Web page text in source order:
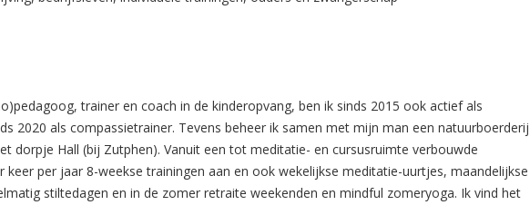
trainer en coach in de kinderopvang, ben ik sinds 2015 ook actief als
2020 als compassietrainer. Tevens beheer ik samen met mijn man een natuurboerderij
dorpje Hall (bij Zutphen). Vanuit een tot meditatie- en cursusruimte verbouwde
keer per jaar 8-weekse trainingen aan en ook wekelijkse meditatie-uurtjes, maandelijkse
stiltedagen en in de zomer retraite weekenden en mindful zomeryoga. Ik vind het